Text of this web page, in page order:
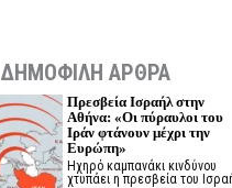
ΔΗΜΟΦΙΛΗ ΑΡΘΡΑ
Πρεσβεία Ισραήλ στην
Αθήνα: «Οι πύραυλοι του
Ιράν φτάνουν μέχρι την
Ευρώπη»
Ηχηρό καμπανάκι κινδύνου
χτυπάει η πρεσβεία του